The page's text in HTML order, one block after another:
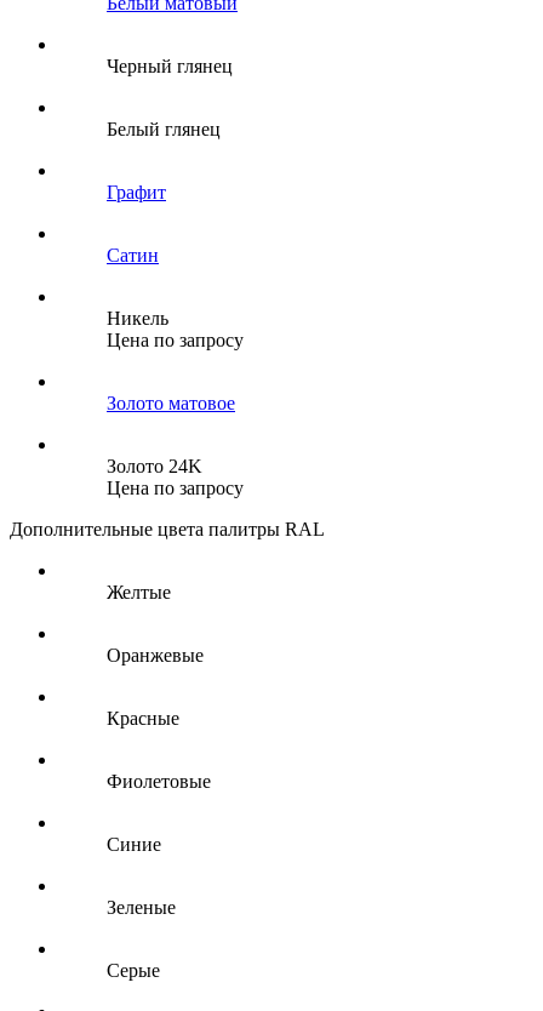
Черный глянец
Белый глянец
Графит
Сатин
Никель
Цена по запросу
Золото матовое
Золото 24K
Цена по запросу
Дополнительные цвета палитры RAL
Желтые
Оранжевые
Красные
Фиолетовые
Синие
Зеленые
Серые